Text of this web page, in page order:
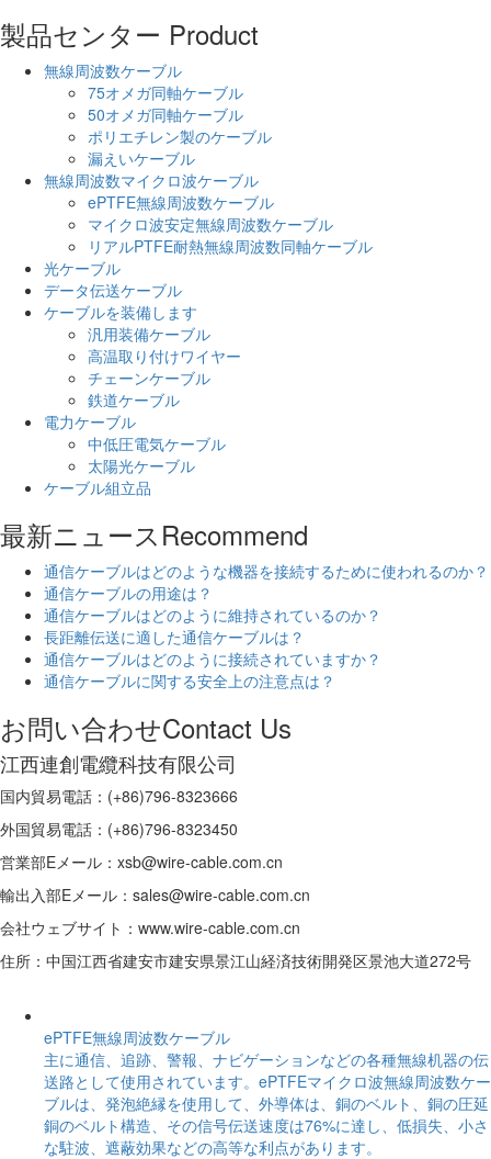
製品センター Product
無線周波数ケーブル
75オメガ同軸ケーブル
50オメガ同軸ケーブル
ポリエチレン製のケーブル
漏えいケーブル
無線周波数マイクロ波ケーブル
ePTFE無線周波数ケーブル
マイクロ波安定無線周波数ケーブル
リアルPTFE耐熱無線周波数同軸ケーブル
光ケーブル
データ伝送ケーブル
ケーブルを装備します
汎用装備ケーブル
高温取り付けワイヤー
チェーンケーブル
鉄道ケーブル
電力ケーブル
中低圧電気ケーブル
太陽光ケーブル
ケーブル組立品
最新ニュースRecommend
通信ケーブルはどのような機器を接続するために使われるのか？
通信ケーブルの用途は？
通信ケーブルはどのように維持されているのか？
長距離伝送に適した通信ケーブルは？
通信ケーブルはどのように接続されていますか？
通信ケーブルに関する安全上の注意点は？
お問い合わせContact Us
江西連創電纜科技有限公司
国内貿易電話：(+86)796-8323666
外国貿易電話：(+86)796-8323450
営業部Eメール：xsb@wire-cable.com.cn
輸出入部Eメール：sales@wire-cable.com.cn
会社ウェブサイト：www.wire-cable.com.cn
住所：中国江西省建安市建安県景江山経済技術開発区景池大道272号
ePTFE無線周波数ケーブル
主に通信、追跡、警報、ナビゲーションなどの各種無線机器の伝
送路として使用されています。ePTFEマイクロ波無線周波数ケー
ブルは、発泡絶縁を使用して、外導体は、銅のベルト、銅の圧延
銅のベルト構造、その信号伝送速度は76%に達し、低損失、小さ
な駐波、遮蔽効果などの高等な利点があります。